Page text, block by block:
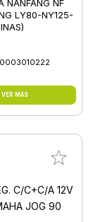
NANFANG NF
LY80-NY125-
VER MÁS